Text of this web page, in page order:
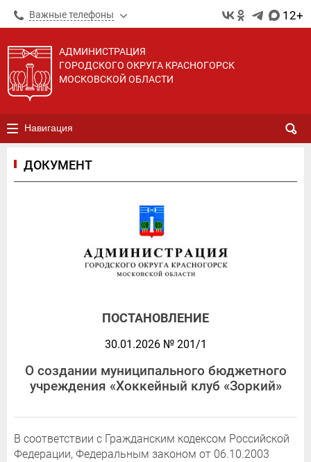
Важные телефоны 12+
АДМИНИСТРАЦИЯ
ГОРОДСКОГО ОКРУГА КРАСНОГОРСК
МОСКОВСКОЙ ОБЛАСТИ
Навигация
ДОКУМЕНТ
ПОСТАНОВЛЕНИЕ
30.01.2026 № 201/1
О создании муниципального бюджетного
учреждения «Хоккейный клуб «Зоркий»
В соответствии с Гражданским кодексом Российской
Федерации, Федеральным законом от 06.10.2003